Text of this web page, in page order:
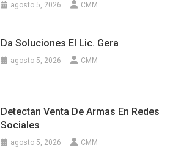
agosto 5, 2026 CMM
Da Soluciones El Lic. Gera
agosto 5, 2026 CMM
Detectan Venta De Armas En Redes
Sociales
agosto 5, 2026 CMM